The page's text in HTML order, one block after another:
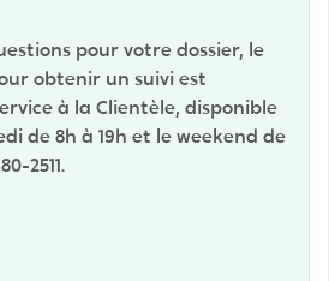
pour votre dossier, le
obtenir un suivi est
à la Clientèle, disponible
de 8h à 19h et le weekend de
2511.